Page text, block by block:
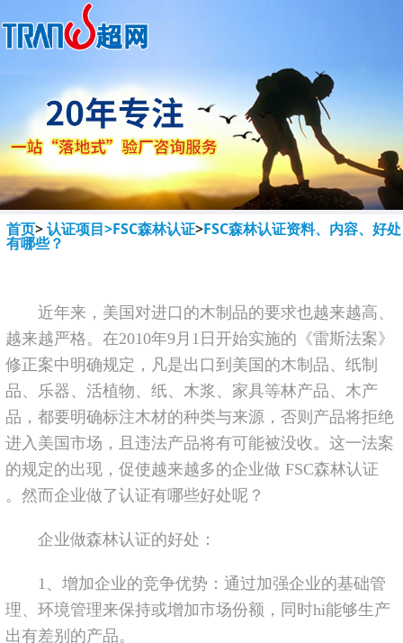
首页>认证项目>FSC森林认证>FSC森林认证资料、内容、好处
有哪些？
近年来，美国对进口的木制品的要求也越来越高、
越来越严格。在2010年9月1日开始实施的《雷斯法案》
修正案中明确规定，凡是出口到美国的木制品、纸制
品、乐器、活植物、纸、木浆、家具等林产品、木产
品，都要明确标注木材的种类与来源，否则产品将拒绝
进入美国市场，且违法产品将有可能被没收。这一法案
的规定的出现，促使越来越多的企业做 FSC森林认证
。然而企业做了认证有哪些好处呢？
企业做森林认证的好处：
1、增加企业的竞争优势：通过加强企业的基础管
理、环境管理来保持或增加市场份额，同时hi能够生产
出有差别的产品。